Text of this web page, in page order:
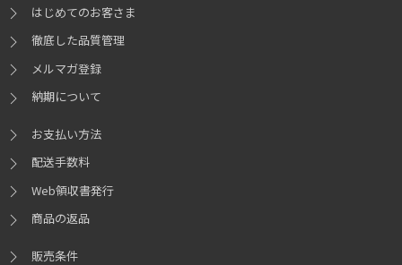
はじめてのお客さま
徹底した品質管理
メルマガ登録
納期について
お支払い方法
配送手数料
Web領収書発行
商品の返品
販売条件